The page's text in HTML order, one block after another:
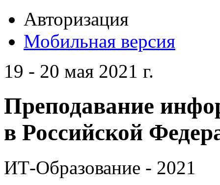
Авторизация
Мобильная версия
19 - 20 мая 2021 г.
Преподавание
в Российской
ИТ-Образование - 2021